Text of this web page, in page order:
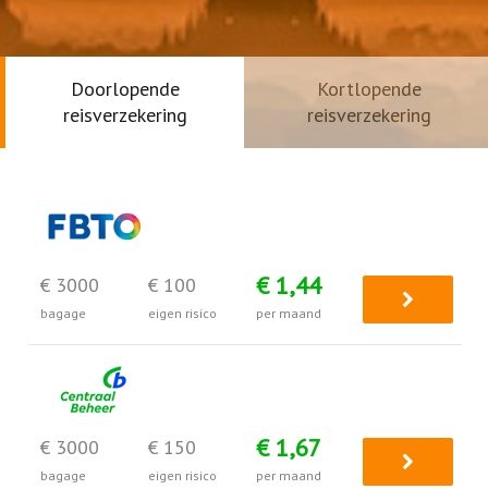
Doorlopende
reisverzekering
Kortlopende
reisverzekering
€ 3000
bagage
€ 100
eigen risico
€ 1,44
per maand
€ 3000
bagage
€ 150
eigen risico
€ 1,67
per maand